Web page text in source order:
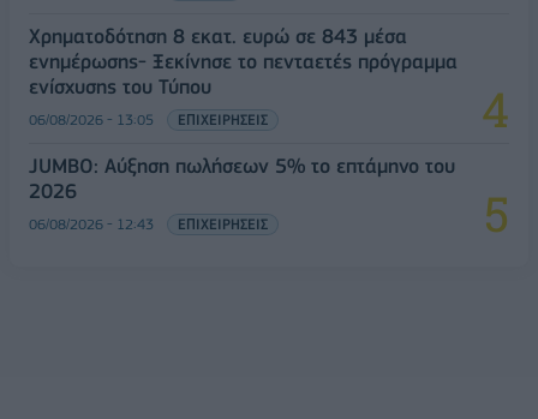
Χρηματοδότηση 8 εκατ. ευρώ σε 843 μέσα
ενημέρωσης- Ξεκίνησε το πενταετές πρόγραμμα
ενίσχυσης του Τύπου
06/08/2026 - 13:05 ΕΠΙΧΕΙΡΗΣΕΙΣ
JUMBO: Αύξηση πωλήσεων 5% το επτάμηνο του
2026
06/08/2026 - 12:43 ΕΠΙΧΕΙΡΗΣΕΙΣ